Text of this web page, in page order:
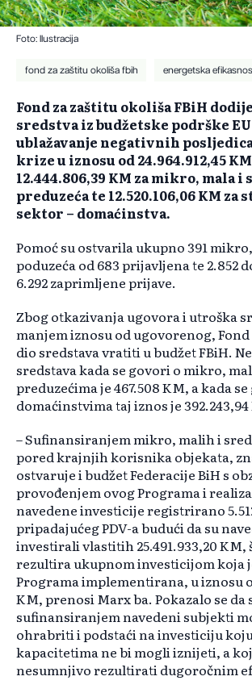
Foto: Ilustracija
fond za zaštitu okoliša fbih energetska
Fond za zaštitu okoliša FBiH
sredstva iz budžetske podrške EU
ublažavanje negativnih
krize u iznosu od 24.964.912,45
12.444.806,39 KM za mikro, mala i
preduzeća te 12.520.106,06 KM za
sektor – domaćinstva.
Pomoć su ostvarila ukupno 391
poduzeća od 683 prijavljena te 2.852
6.292 zaprimljene prijave.
Zbog otkazivanja ugovora i utroška
manjem iznosu od ugovorenog,
dio sredstava vratiti u budžet FBiH.
sredstava kada se govori o mikro,
preduzećima je 467.508 KM, a kada
domaćinstvima taj iznos je 392.243,94
– Sufinansiranjem mikro, malih i
pored krajnjih korisnika objekata,
ostvaruje i budžet Federacije BiH s
provođenjem ovog Programa i
navedene investicije registrirano
pripadajućeg PDV-a budući da su
investirali vlastitih 25.491.933,20
rezultira ukupnom investicijom koja
Programa implementirana, u iznosu
KM, prenosi Marx ba. Pokazalo se
sufinansiranjem navedeni subjekti
ohrabriti i podstaći na investiciju
kapacitetima ne bi mogli iznijeti, a
nesumnjivo rezultirati dugoročnim